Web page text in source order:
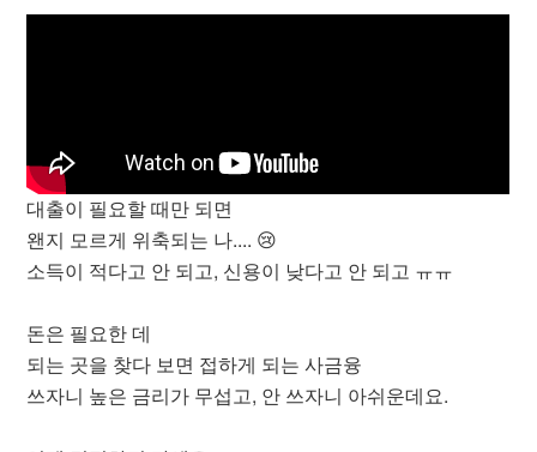
대출이 필요할 때만 되면
왠지 모르게 위축되는 나.... 😢
소득이 적다고 안 되고, 신용이 낮다고 안 되고 ㅠㅠ
돈은 필요한 데
되는 곳을 찾다 보면 접하게 되는 사금융
쓰자니 높은 금리가 무섭고, 안 쓰자니 아쉬운데요.